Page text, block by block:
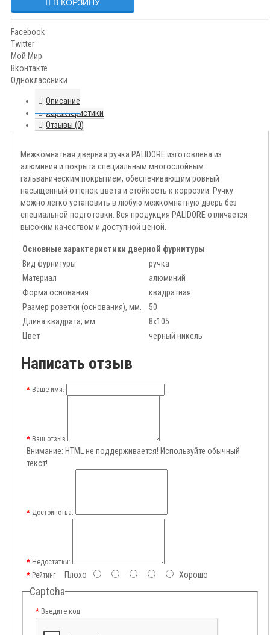
В КОРЗИНУ
Facebook
Twitter
Мой Мир
Вконтакте
Одноклассники
Описание
Характеристики
Отзывы (0)
Межкомнатная дверная ручка PALIDORE изготовлена из
алюминия и покрыта специальным многослойным
гальваническим покрытием, обеспечивающим ровный
насыщенный оттенок цвета и стойкость к коррозии. Ручку
можно легко установить в любую межкомнатную дверь без
специальной подготовки. Вся продукция PALIDORE отличается
высоким качеством и доступной ценой.
Основные характеристики дверной фурнитуры
Вид фурнитуры
ручка
Материал
алюминий
Форма основания
квадратная
Размер розетки (основания), мм.
50
Длина квадрата, мм.
8x105
Цвет
черный никель
Написать отзыв
Ваше имя:
Ваш отзыв
Внимание: HTML не поддерживается! Используйте обычный
текст!
Достоинства:
Недостатки:
РейтингПлохо Хорошо
Captcha
Введите код